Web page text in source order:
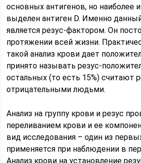
основных антигенов, но наиболее
выделен антиген D. Именно
является резус-фактором. Он
протяжении всей жизни.
такой анализ крови дает
принято называть резус-
остальных (то есть 15%) считают
отрицательными людьми.
Анализ на группу крови и резус
переливанием крови и ее
вид исследования – один из
применяется при наблюдении в
Анализ крови на установление